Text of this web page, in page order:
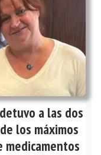
a las dos
los máximos
medicamentos